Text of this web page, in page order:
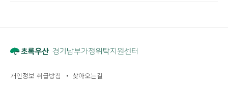
개인정보 취급방침 찾아오는길